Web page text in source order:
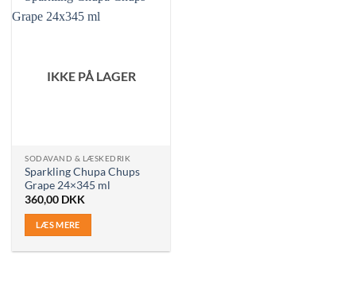
IKKE PÅ LAGER
SODAVAND & LÆSKEDRIK
Sparkling Chupa Chups
Grape 24×345 ml
360,00 DKK
LÆS MERE